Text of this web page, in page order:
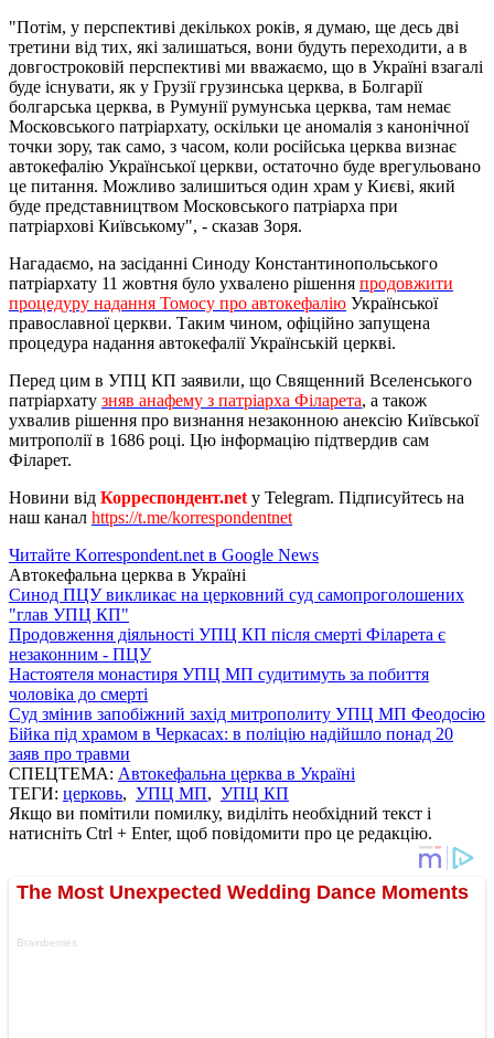
"Потім, у перспективі декількох років, я думаю, ще десь дві
третини від тих, які залишаться, вони будуть переходити, а в
довгостроковій перспективі ми вважаємо, що в Україні взагалі
буде існувати, як у Грузії грузинська церква, в Болгарії
болгарська церква, в Румунії румунська церква, там немає
Московського патріархату, оскільки це аномалія з канонічної
точки зору, так само, з часом, коли російська церква визнає
автокефалію Української церкви, остаточно буде врегульовано
це питання. Можливо залишиться один храм у Києві, який
буде представництвом Московського патріарха при
патріархові Київському", - сказав Зоря.
Нагадаємо, на засіданні Синоду Константинопольського
патріархату 11 жовтня було ухвалено рішення продовжити
процедуру надання Томосу про автокефалію Української
православної церкви. Таким чином, офіційно запущена
процедура надання автокефалії Українській церкві.
Перед цим в УПЦ КП заявили, що Священний Вселенського
патріархату зняв анафему з патріарха Філарета, а також
ухвалив рішення про визнання незаконною анексію Київської
митрополії в 1686 році. Цю інформацію підтвердив сам
Філарет.
Новини від Корреспондент.net у Telegram. Підписуйтесь на
наш канал https://t.me/korrespondentnet
Читайте Korrespondent.net в Google News
Автокефальна церква в Україні
Синод ПЦУ викликає на церковний суд самопроголошених
"глав УПЦ КП"
Продовження діяльності УПЦ КП після смерті Філарета є
незаконним - ПЦУ
Настоятеля монастиря УПЦ МП судитимуть за побиття
чоловіка до смерті
Суд змінив запобіжний захід митрополиту УПЦ МП Феодосію
Бійка під храмом в Черкасах: в поліцію надійшло понад 20
заяв про травми
СПЕЦТЕМА: Автокефальна церква в Україні
ТЕГИ: церковь, УПЦ МП, УПЦ КП
Якщо ви помітили помилку, виділіть необхідний текст і
натисніть Ctrl + Enter, щоб повідомити про це редакцію.